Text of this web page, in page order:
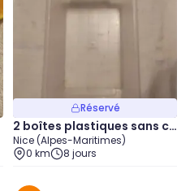
Réservé
2 boîtes plastiques sans co
uvercle. 5L et 8L
Nice (Alpes-Maritimes)
0 km
8 jours